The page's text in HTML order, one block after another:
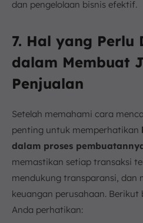
dan pengelolaan bisnis efektif.
7. Hal yang Perlu
dalam Membuat
Penjualan
Setelah memahami cara
penting untuk memperhatikan
dalam proses
memastikan setiap transaksi
mendukung transparansi, dan
keuangan perusahaan. Berikut
Anda perhatikan: